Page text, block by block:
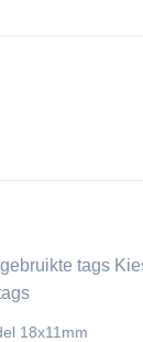
18x11mm